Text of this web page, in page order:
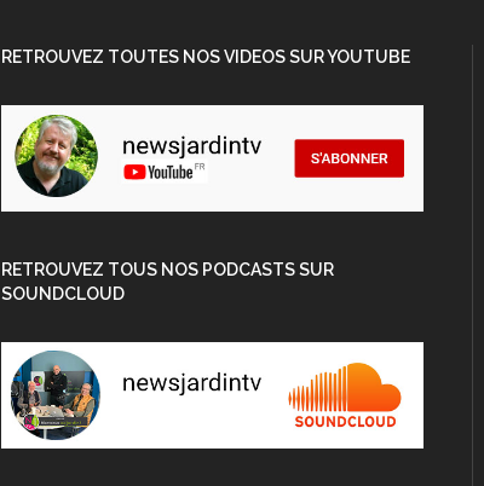
RETROUVEZ TOUTES NOS VIDEOS SUR YOUTUBE
RETROUVEZ TOUS NOS PODCASTS SUR
SOUNDCLOUD